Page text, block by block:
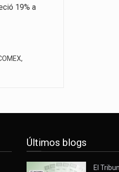
19% a
,
Últimos blogs
El